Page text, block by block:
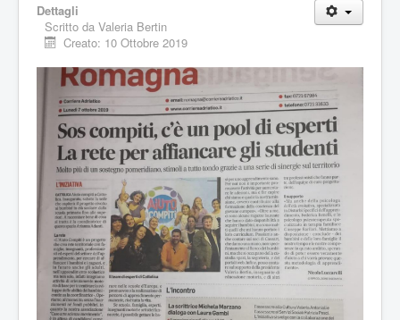
Dettagli
Scritto da Valeria Bertin
Creato: 10 Ottobre 2019